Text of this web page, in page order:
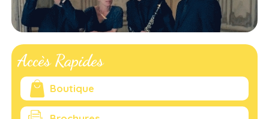
Accès Rapides
Boutique